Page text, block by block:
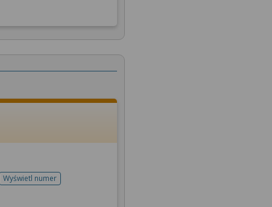
Wyświetl numertelefonu do rejestracji